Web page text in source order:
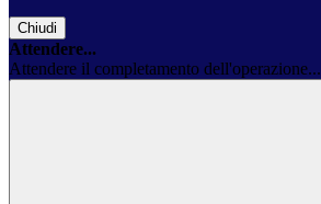
Chiudi
Attendere...
Attendere il completamento dell'operazione...